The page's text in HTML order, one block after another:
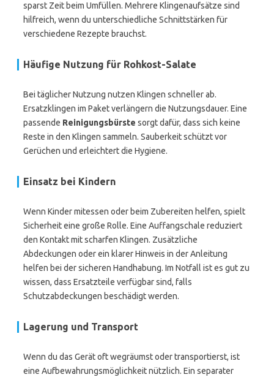
sparst Zeit beim Umfüllen. Mehrere Klingenaufsätze sind
hilfreich, wenn du unterschiedliche Schnittstärken für
verschiedene Rezepte brauchst.
Häufige Nutzung für Rohkost-Salate
Bei täglicher Nutzung nutzen Klingen schneller ab.
Ersatzklingen im Paket verlängern die Nutzungsdauer. Eine
passende Reinigungsbürste sorgt dafür, dass sich keine
Reste in den Klingen sammeln. Sauberkeit schützt vor
Gerüchen und erleichtert die Hygiene.
Einsatz bei Kindern
Wenn Kinder mitessen oder beim Zubereiten helfen, spielt
Sicherheit eine große Rolle. Eine Auffangschale reduziert
den Kontakt mit scharfen Klingen. Zusätzliche
Abdeckungen oder ein klarer Hinweis in der Anleitung
helfen bei der sicheren Handhabung. Im Notfall ist es gut zu
wissen, dass Ersatzteile verfügbar sind, falls
Schutzabdeckungen beschädigt werden.
Lagerung und Transport
Wenn du das Gerät oft wegräumst oder transportierst, ist
eine Aufbewahrungsmöglichkeit nützlich. Ein separater